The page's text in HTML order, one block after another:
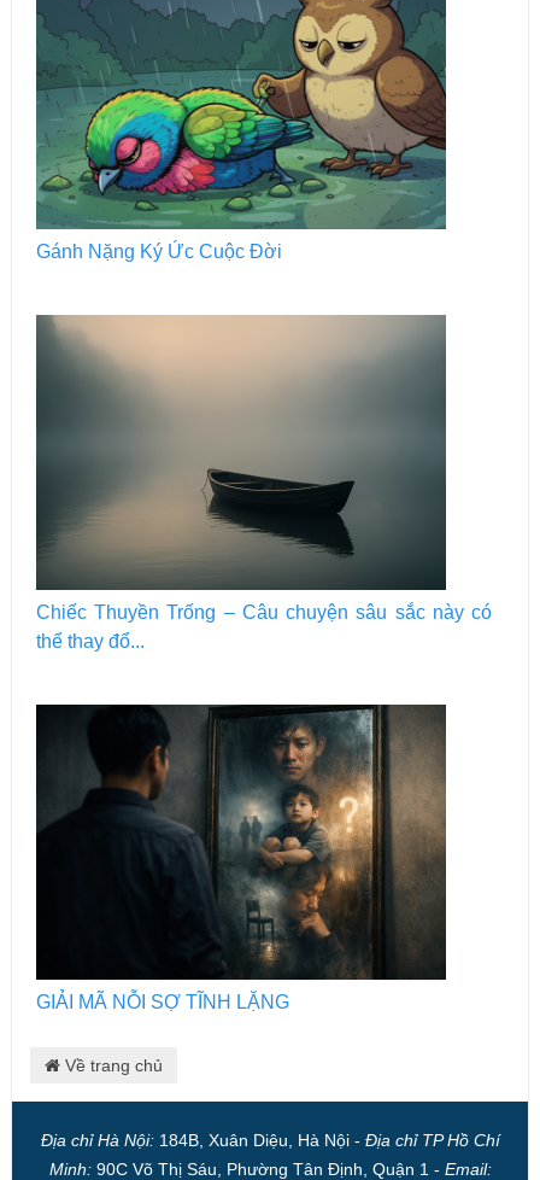
Gánh Nặng Ký Ức Cuộc Đời
Chiếc Thuyền Trống – Câu chuyện sâu sắc này có
thể thay đổ...
GIẢI MÃ NỖI SỢ TĨNH LẶNG
Về trang chủ
Địa chỉ Hà Nội:184B, Xuân Diệu, Hà Nội - Địa chỉ TP Hồ Chí
Minh:90C Võ Thị Sáu, Phường Tân Định, Quận 1 - Email: